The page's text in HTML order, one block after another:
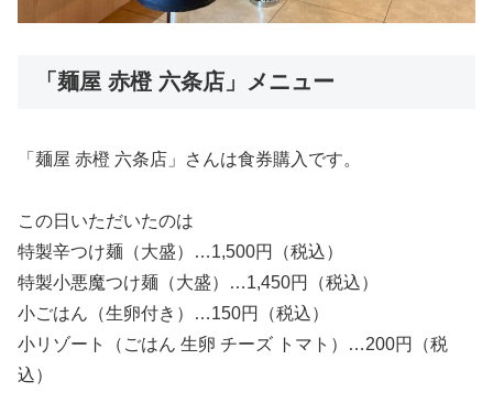
「麺屋 赤橙 六条店」メニュー
「麺屋 赤橙 六条店」さんは食券購入です。
この日いただいたのは
特製辛つけ麺（大盛）…1,500円（税込）
特製小悪魔つけ麺（大盛）…1,450円（税込）
小ごはん（生卵付き）…150円（税込）
小リゾート（ごはん 生卵 チーズ トマト）…200円（税
込）